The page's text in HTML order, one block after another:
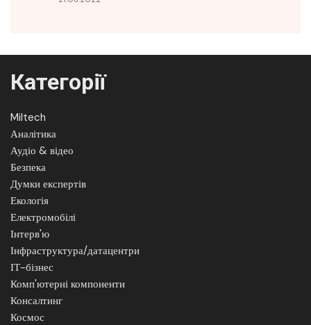
Категорії
Miltech
Аналітика
Аудіо & відео
Безпека
Думки експертів
Екологія
Електромобілі
Інтерв'ю
Інфраструктура/датацентри
ІТ-бізнес
Комп'ютерні компоненти
Консалтинг
Космос